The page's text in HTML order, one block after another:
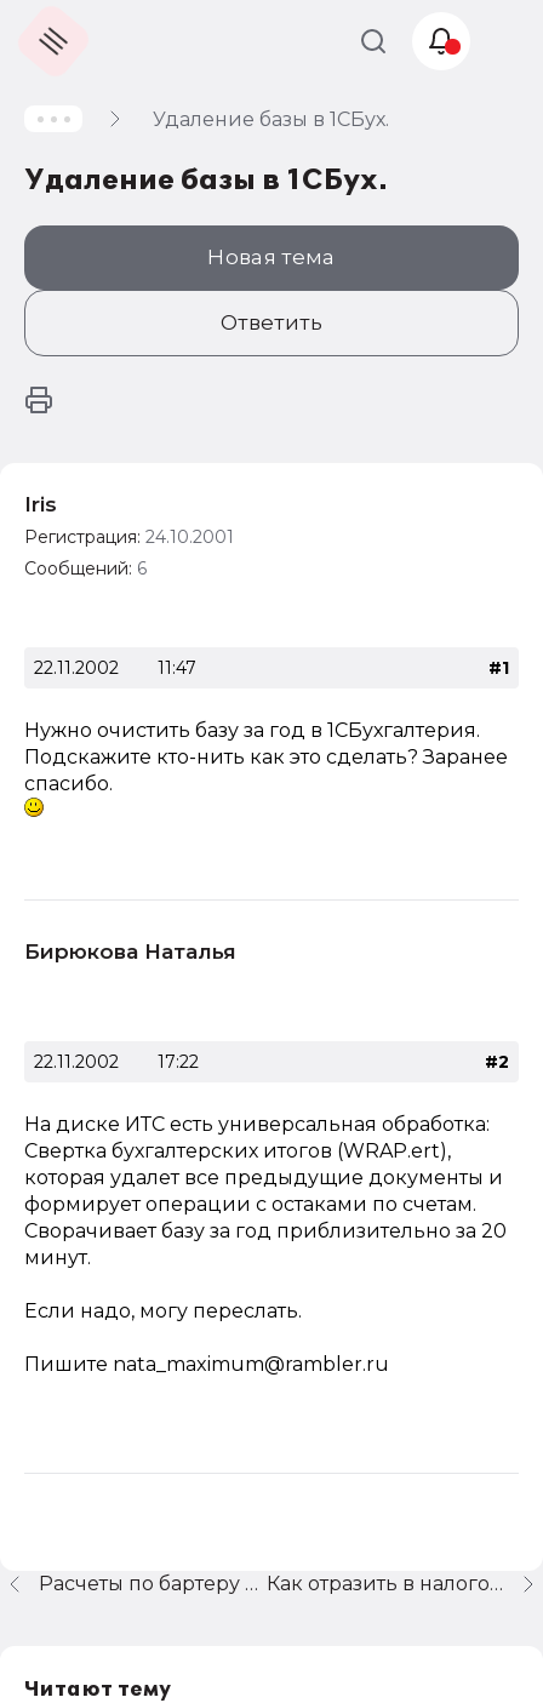
Удаление базы в 1СБух.
Удаление базы в 1СБух.
Новая тема
Ответить
Iris
Регистрация: 24.10.2001
Сообщений: 6
22.11.2002 11:47 #1
Нужно очистить базу за год в 1СБухгалтерия.
Подскажите кто-нить как это сделать? Заранее
спасибо.
Бирюкова Наталья
22.11.2002 17:22 #2
На диске ИТС есть универсальная обработка:
Свертка бухгалтерских итогов (WRAP.ert),
которая удалет все предыдущие документы и
формирует операции с остаками по счетам.
Сворачивает базу за год приблизительно за 20
минут.
Если надо, могу переслать.
Пишите nata_maximum@rambler.ru
Как отразить в налоговом учете "1С-Бухгалтерия 7.7" приход готовой продукции от филиала?
Расчеты по бартеру как оформить
Читают тему
Учет и